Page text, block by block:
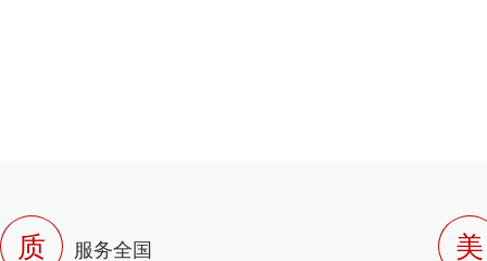
质 服务全国 美